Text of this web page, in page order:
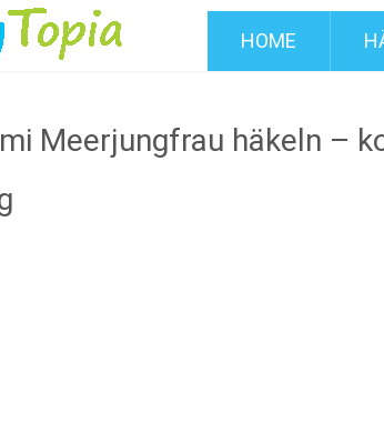
HOME
Meerjungfrau häkeln –